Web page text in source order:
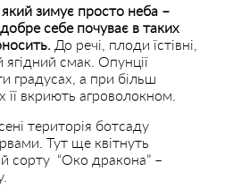
зимує просто неба –
себе почуває в таких
До речі, плоди їстівні,
смак. Опунції
градусах, а при більш
її вкриють агроволокном.
територія ботсаду
Тут ще квітнуть
сорту “Око дракона” –